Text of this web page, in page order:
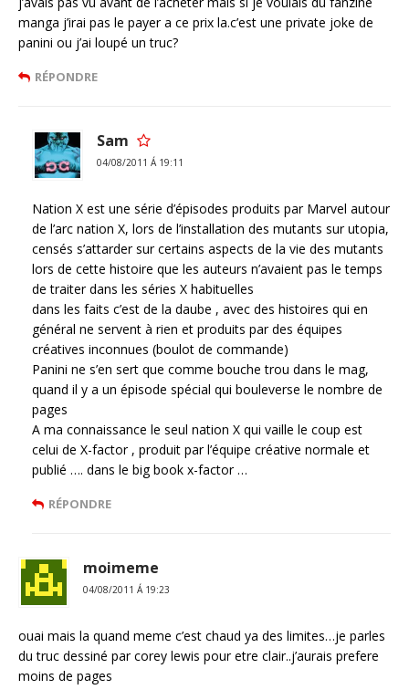
manga j’irai pas le payer a ce prix la.c’est une private joke de
panini ou j’ai loupé un truc?
RÉPONDRE
Sam
04/08/2011 Á 19:11
Nation X est une série d’épisodes produits par Marvel autour
de l’arc nation X, lors de l’installation des mutants sur utopia,
censés s’attarder sur certains aspects de la vie des mutants
lors de cette histoire que les auteurs n’avaient pas le temps
de traiter dans les séries X habituelles
dans les faits c’est de la daube , avec des histoires qui en
général ne servent à rien et produits par des équipes
créatives inconnues (boulot de commande)
Panini ne s’en sert que comme bouche trou dans le mag,
quand il y a un épisode spécial qui bouleverse le nombre de
pages
A ma connaissance le seul nation X qui vaille le coup est
celui de X-factor , produit par l’équipe créative normale et
publié …. dans le big book x-factor …
RÉPONDRE
moimeme
04/08/2011 Á 19:23
ouai mais la quand meme c’est chaud ya des limites…je parles
du truc dessiné par corey lewis pour etre clair..j’aurais prefere
moins de pages